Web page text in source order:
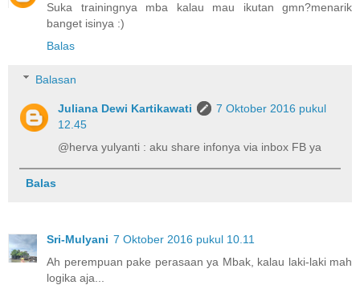
Suka trainingnya mba kalau mau ikutan gmn?menarik
banget isinya :)
Balas
Balasan
Juliana Dewi Kartikawati
7 Oktober 2016 pukul
12.45
@herva yulyanti : aku share infonya via inbox FB ya
Balas
Sri-Mulyani 7 Oktober 2016 pukul 10.11
Ah perempuan pake perasaan ya Mbak, kalau laki-laki mah
logika aja...